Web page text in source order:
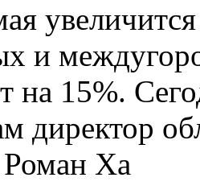
и
на 15%.
директор
Роман Ха